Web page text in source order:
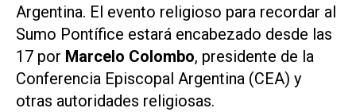
Argentina. El evento religioso para recordar al
Sumo Pontífice estará encabezado desde las
17 por Marcelo Colombo, presidente de la
Conferencia Episcopal Argentina (CEA) y
otras autoridades religiosas.